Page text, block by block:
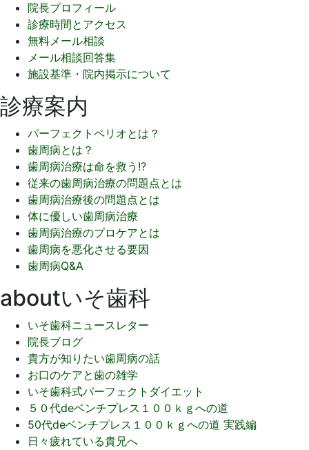
院長プロフィール
診療時間とアクセス
無料メール相談
メール相談回答集
施設基準・院内掲示について
診療案内
パーフェクトペリオとは？
歯周病とは？
歯周病治療は命を救う!?
従来の歯周病治療の問題点とは
歯周病治療後の問題点とは
体に優しい歯周病治療
歯周病治療のプロケアとは
歯周病を悪化させる要因
歯周病Q&A
aboutいそ歯科
いそ歯科ニュースレター
院長ブログ
貴方が知りたい歯周病の話
お口のケアと歯の雑学
いそ歯科式パーフェクトダイエット
５０代deベンチプレス１００ｋｇへの道
50代deベンチプレス１００ｋｇへの道 実践編
日々疲れている貴兄へ